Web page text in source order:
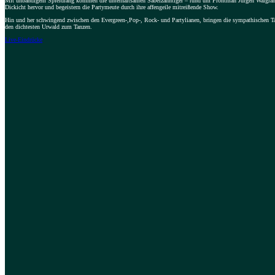
Dickicht hervor und begeistern die Partymeute durch ihre affengeile mitreißende Show.
Hin und her schwingend zwischen den Evergreen-,Pop-, Rock- und Partylianen, bringen die sympathischen
den dichtesten Urwald zum Tanzen.
Live-Eindrücke